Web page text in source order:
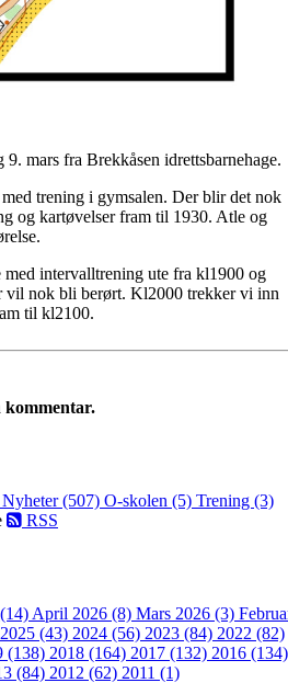
mars fra Brekkåsen idrettsbarnehage.
trening i gymsalen. Der blir det nok
og kartøvelser fram til 1930. Atle og
med intervalltrening ute fra kl1900 og
vil nok bli berørt. Kl2000 trekker vi inn
til kl2100.
kommentar.
Nyheter (507) O-skolen (5) Trening (3)
RSS
April 2026 (8) Mars 2026 (3)
2025 (43) 2024 (56) 2023 (84) 2022 (82)
(138) 2018 (164) 2017 (132) 2016 (134)
(84) 2012 (62) 2011 (1)